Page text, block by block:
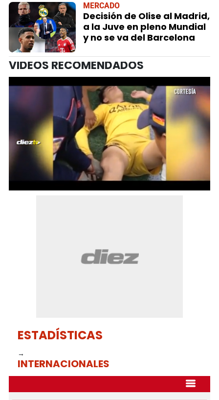
MERCADO
Decisión de Olise al Madrid,
a la Juve en pleno Mundial
y no se va del Barcelona
VIDEOS RECOMENDADOS
ESTADÍSTICAS
→
INTERNACIONALES